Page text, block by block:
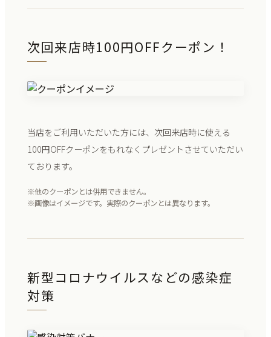
次回来店時100円OFFクーポン！
当店をご利用いただいた方には、次回来店時に使える
100円OFFクーポンをもれなくプレゼントさせていただい
ております。
※他のクーポンとは併用できません。
※画像はイメージです。実際のクーポンとは異なります。
新型コロナウイルスなどの感染症
対策